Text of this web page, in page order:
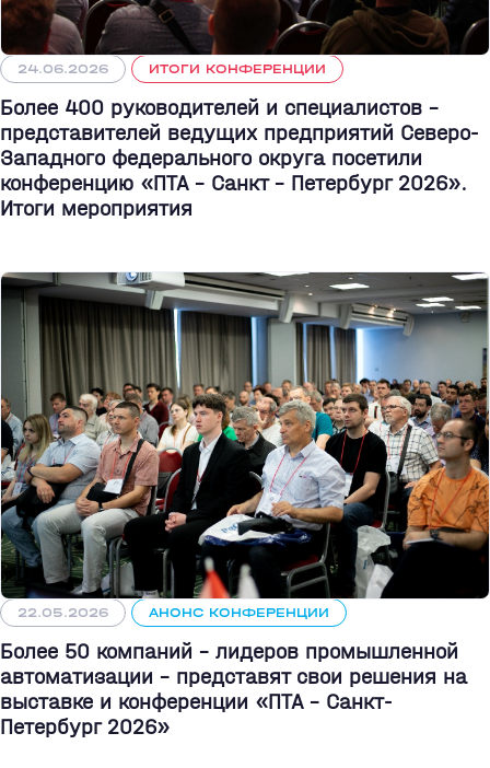
24.06.2026 ИТОГИ КОНФЕРЕНЦИИ
Более 400 руководителей и специалистов –
представителей ведущих предприятий Северо-
Западного федерального округа посетили
конференцию «ПТА – Санкт - Петербург 2026».
Итоги мероприятия
22.05.2026 АНОНС КОНФЕРЕНЦИИ
Более 50 компаний - лидеров промышленной
автоматизации - представят свои решения на
выставке и конференции «ПТА – Санкт-
Петербург 2026»